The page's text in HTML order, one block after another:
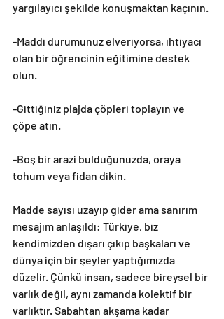
yargılayıcı şekilde konuşmaktan kaçının.
-Maddi durumunuz elveriyorsa, ihtiyacı
olan bir öğrencinin eğitimine destek
olun.
-Gittiğiniz plajda çöpleri toplayın ve
çöpe atın.
-Boş bir arazi bulduğunuzda, oraya
tohum veya fidan dikin.
Madde sayısı uzayıp gider ama sanırım
mesajım anlaşıldı: Türkiye, biz
kendimizden dışarı çıkıp başkaları ve
dünya için bir şeyler yaptığımızda
düzelir. Çünkü insan, sadece bireysel bir
varlık değil, aynı zamanda kolektif bir
varlıktır. Sabahtan akşama kadar